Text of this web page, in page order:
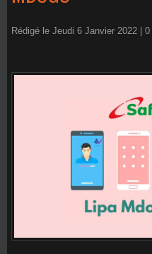
Rédigé le Jeudi 6 Janvier 2022 | 0